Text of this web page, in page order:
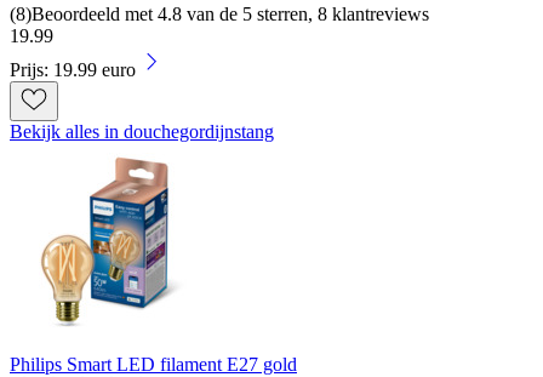
(8)Beoordeeld met 4.8 van de 5 sterren, 8 klantreviews
19.99
Prijs: 19.99 euro
Bekijk alles in douchegordijnstang
Philips Smart LED filament E27 gold